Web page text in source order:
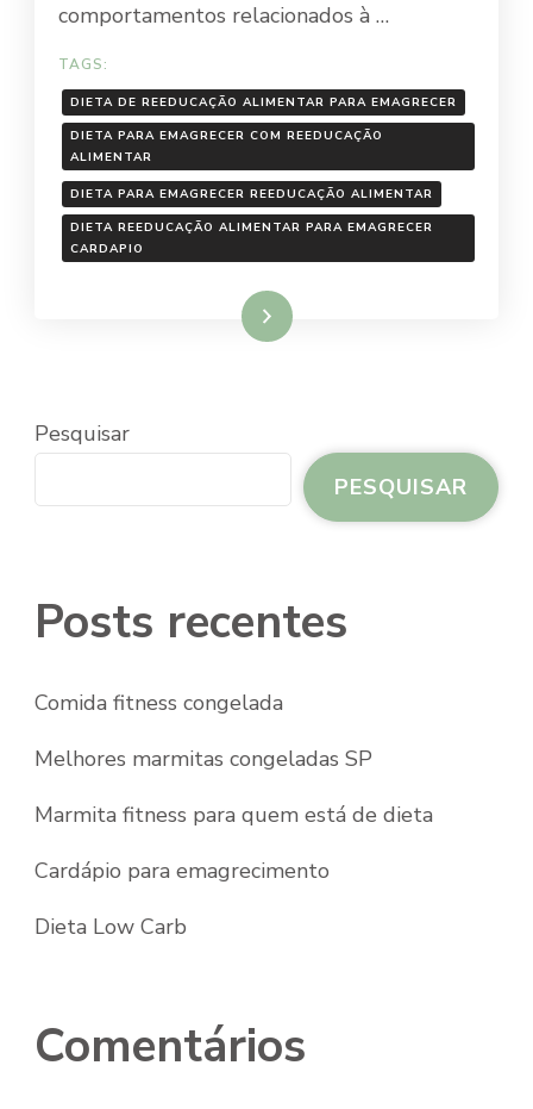
comportamentos relacionados à …
TAGS:
DIETA DE REEDUCAÇÃO ALIMENTAR PARA EMAGRECER
DIETA PARA EMAGRECER COM REEDUCAÇÃO
ALIMENTAR
DIETA PARA EMAGRECER REEDUCAÇÃO ALIMENTAR
DIETA REEDUCAÇÃO ALIMENTAR PARA EMAGRECER
CARDAPIO
Ler mais
Pesquisar
PESQUISAR
Posts recentes
Comida fitness congelada
Melhores marmitas congeladas SP
Marmita fitness para quem está de dieta
Cardápio para emagrecimento
Dieta Low Carb
Comentários